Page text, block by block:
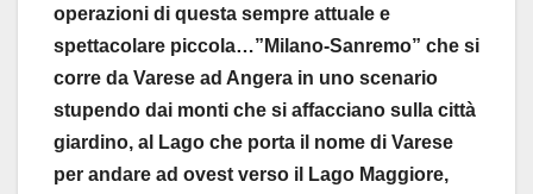
operazioni di questa sempre attuale e
spettacolare piccola…”Milano-Sanremo” che si
corre da Varese ad Angera in uno scenario
stupendo dai monti che si affacciano sulla città
giardino, al Lago che porta il nome di Varese
per andare ad ovest verso il Lago Maggiore,